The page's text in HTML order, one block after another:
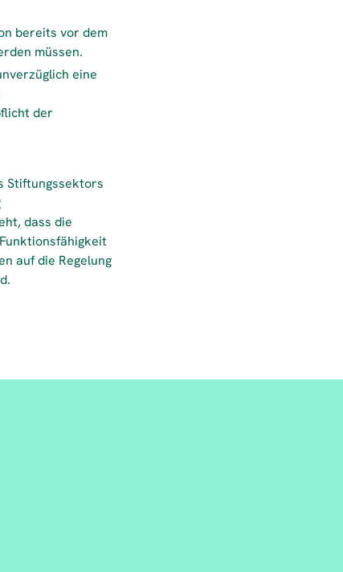
bereits vor dem
müssen.
eine
der
Stiftungssektors
dass die
auf die Regelung